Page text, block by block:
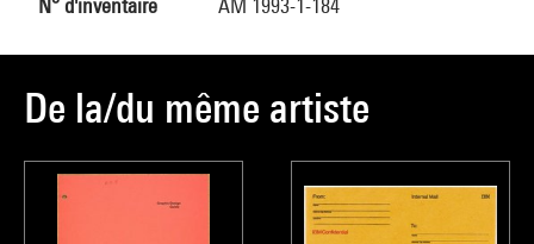
N° d'inventaire AM 1993-1-184
De la/du même artiste